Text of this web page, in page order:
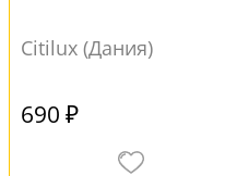
Citilux (Дания)
690 ₽